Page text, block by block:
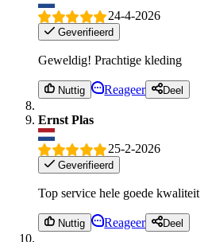
24-4-2026
Geverifieerd
Geweldig! Prachtige kleding
Nuttig Reageer Deel
Ernst Plas
25-2-2026
Geverifieerd
Top service hele goede kwaliteit
Nuttig Reageer Deel